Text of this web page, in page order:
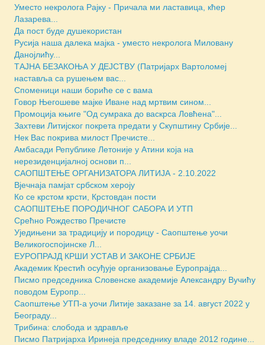
Уместо некролога Рајку - Причала ми ластавица, кћер
Лазаревa...
Да пост буде душекористан
Русија наша далека мајка - уместо некролога Миловану
Данојлићу...
ТАЈНА БЕЗАКОЊА У ДЕЈСТВУ (Патријарх Вартоломеј
наставља са рушењем вас...
Споменици наши бориће се с вама
Говор Његошеве мајке Иване над мртвим сином...
Промоција књиге "Од сумрака до васкрса Ловћена"...
Захтеви Литијског покрета предати у Скупштину Србије...
Нек Вас покрива милост Пречисте...
Амбасади Републике Летоније у Атини која на
нерезиденцијалној основи п...
САОПШТЕЊЕ ОРГАНИЗАТОРА ЛИТИЈА - 2.10.2022
Вјечнаја памјат србском хероју
Ко се крстом крсти, Крстовдан пости
САОПШТЕЊЕ ПОРОДИЧНОГ САБОРА И УТП
Срећно Рождество Пречисте
Уједињени за традицију и породицу - Саопштење уочи
Великогоспојинске Л...
ЕУРОПРАЈД КРШИ УСТАВ И ЗАКОНЕ СРБИЈЕ
Академик Крестић осуђује организовање Еуропрајда...
Писмо председника Словенске академије Александру Вучићу
поводом Еуропр...
Саопштење УТП-а уочи Литије заказане за 14. август 2022 у
Београду...
Трибина: слобода и здравље
Писмо Патријарха Иринеја председнику владе 2012 године...